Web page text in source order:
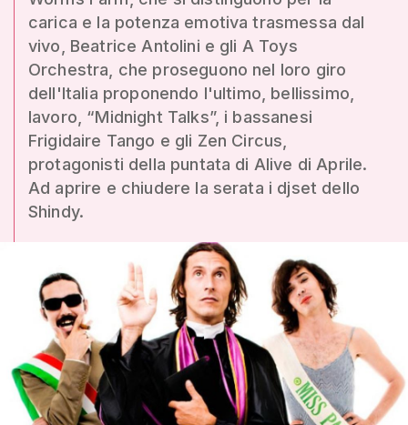
carica e la potenza emotiva trasmessa dal
vivo, Beatrice Antolini e gli A Toys
Orchestra, che proseguono nel loro giro
dell'Italia proponendo l'ultimo, bellissimo,
lavoro, “Midnight Talks”, i bassanesi
Frigidaire Tango e gli Zen Circus,
protagonisti della puntata di Alive di Aprile.
Ad aprire e chiudere la serata i djset dello
Shindy.